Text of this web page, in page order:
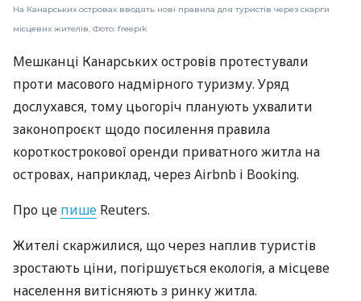
На Канарських островах вводять нові правила для туристів через скарги
місцевих жителів, Фото: freepik
Мешканці Канарських островів протестували
проти масового надмірного туризму. Уряд
дослухався, тому цьогоріч планують ухвалити
законопроєкт щодо посилення правила
короткострокової оренди приватного житла на
островах, наприклад, через Airbnb і Booking.
Про це пише Reuters.
Жителі скаржилися, що через наплив туристів
зростають ціни, погіршується екологія, а місцеве
населення витісняють з ринку житла.